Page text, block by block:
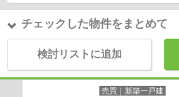
チェックした物件をまとめて
検討リストに追加
売買｜新築一戸建